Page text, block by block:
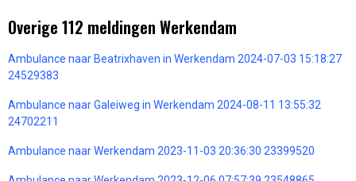
Overige 112 meldingen Werkendam
Ambulance naar Beatrixhaven in Werkendam 2024-07-03 15:18:27
24529383
Ambulance naar Galeiweg in Werkendam 2024-08-11 13:55:32
24702211
Ambulance naar Werkendam 2023-11-03 20:36:30 23399520